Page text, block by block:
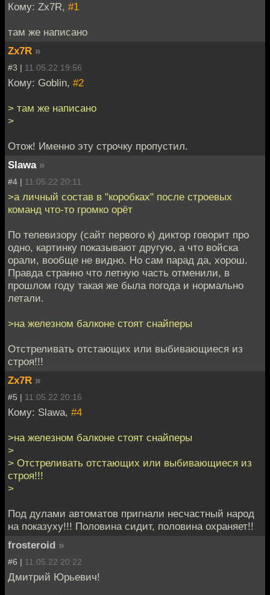
Кому: Zx7R, #1
там же написано
Zx7R »
#3 | 11.05.22 19:56
Кому: Goblin, #2
> там же написано
>
Отож! Именно эту строчку пропустил.
Slawa »
#4 | 11.05.22 20:11
>а личный состав в "коробках" после строевых
команд что-то громко орёт
По телевизору (сайт первого к) диктор говорит про
одно, картинку показывают другую, а что войска
орали, вообще не видно. Но сам парад да, хорош.
Правда странно что летную часть отменили, в
прошлом году такая же была погода и нормально
летали.
>на железном балконе стоят снайперы
Отстреливать отстающих или выбивающиеся из
строя!!!
Zx7R »
#5 | 11.05.22 20:16
Кому: Slawa, #4
>на железном балконе стоят снайперы
>
> Отстреливать отстающих или выбивающиеся из
строя!!!
>
Под дулами автоматов пригнали несчастный народ
на показуху!!! Половина сидит, половина охраняет!!
frosteroid »
#6 | 11.05.22 20:22
Дмитрий Юрьевич!